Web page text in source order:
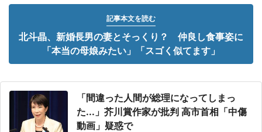
記事本文を読む
北斗晶、新婚長男の妻とそっくり？ 仲良し食事姿に
「本当の母娘みたい」「スゴく似てます」
「間違った人間が総理になってしまっ
た...」芥川賞作家が批判 高市首相「中傷
動画」疑惑で